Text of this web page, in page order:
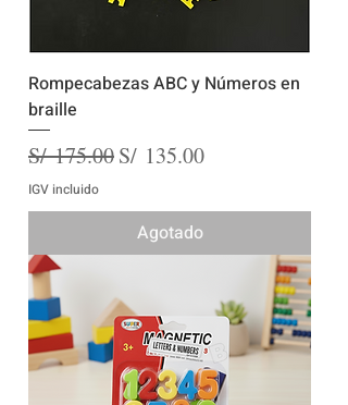
Rompecabezas ABC y Números en
braille
Precio
S/ 175.00Precio de oferta
S/ 135.00
IGV incluido
Agotado